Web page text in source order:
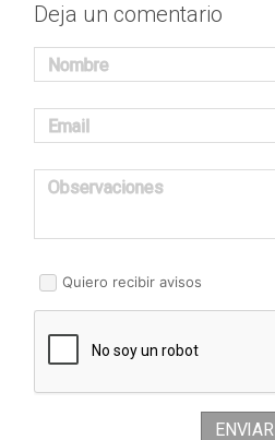
Deja un comentario
Nombre
Email
Observaciones
Quiero recibir avisos
ENVIAR